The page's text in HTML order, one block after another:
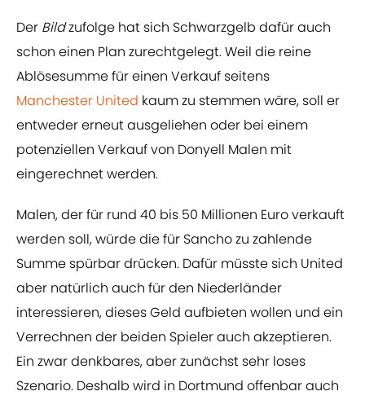
Der Bildzufolge hat sich Schwarzgelb dafür auch
schon einen Plan zurechtgelegt. Weil die reine
Ablösesumme für einen Verkauf seitens
Manchester United kaum zu stemmen wäre, soll er
entweder erneut ausgeliehen oder bei einem
potenziellen Verkauf von Donyell Malen mit
eingerechnet werden.
Malen, der für rund 40 bis 50 Millionen Euro verkauft
werden soll, würde die für Sancho zu zahlende
Summe spürbar drücken. Dafür müsste sich United
aber natürlich auch für den Niederländer
interessieren, dieses Geld aufbieten wollen und ein
Verrechnen der beiden Spieler auch akzeptieren.
Ein zwar denkbares, aber zunächst sehr loses
Szenario. Deshalb wird in Dortmund offenbar auch